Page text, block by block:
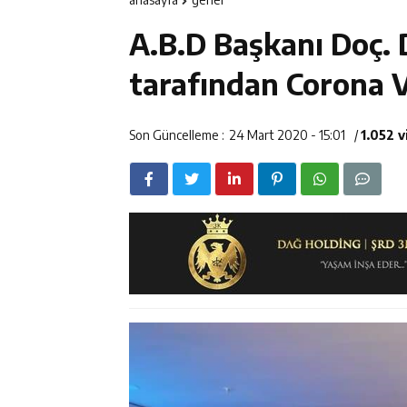
Kemah
14:22 30 İlde Deaş
14:22 Milli
14:26 Geleceğin
A.B.D Başkanı Doç.
tarafından Corona
Son Güncelleme : 24 Mart 2020 - 15:01 /1.052